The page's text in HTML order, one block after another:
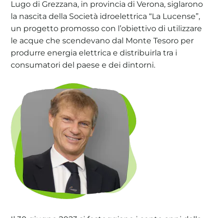
Lugo di Grezzana, in provincia di Verona, siglarono
la nascita della Società idroelettrica “La Lucense”,
un progetto promosso con l’obiettivo di utilizzare
le acque che scendevano dal Monte Tesoro per
produrre energia elettrica e distribuirla tra i
consumatori del paese e dei dintorni.